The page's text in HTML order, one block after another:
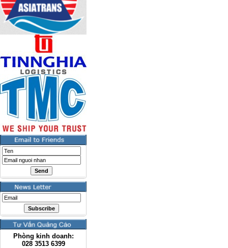
Phòng kinh doanh:
028 3513 6399